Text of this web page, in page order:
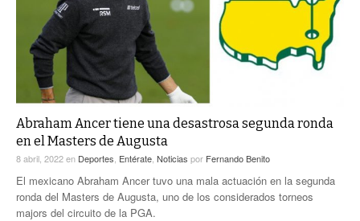
EXA INFORMA
CONTEXTOS
TRAYECTO LAGUNA
A MEDIA MAÑANA
A TODA LEY
ENTRE LAGUNEROS
DIÁLOGOS CON LA HISTORIA
TWEETS AND BEATS
LA MEJOR 97.1 ESTÉREO GALLITO
ACTUALIDADES GREM
PULSO
Abraham Ancer tiene una desastrosa segunda ronda
en el Masters de Augusta
8 abril, 2022en Deportes Entérate Noticias por Fernando Benito
El mexicano Abraham Ancer tuvo una mala actuación en la segunda
ronda del Masters de Augusta, uno de los considerados torneos
majors del circuito de la PGA.